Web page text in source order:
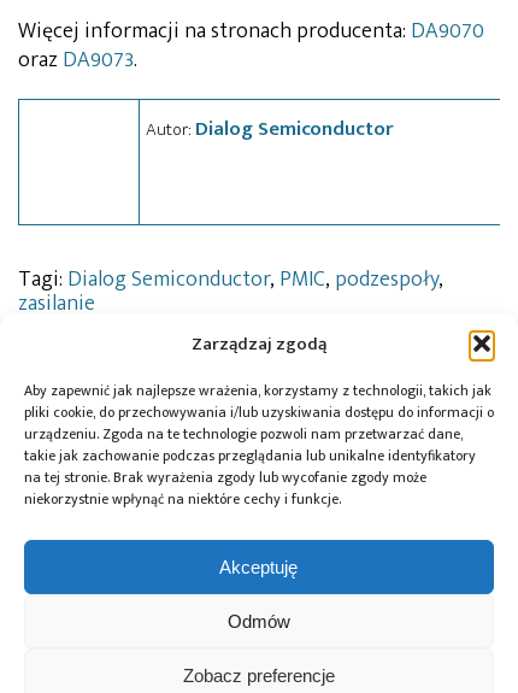
Zarządzaj zgodą
Aby zapewnić jak najlepsze wrażenia, korzystamy z technologii, takich jak
pliki cookie, do przechowywania i/lub uzyskiwania dostępu do informacji o
urządzeniu. Zgoda na te technologie pozwoli nam przetwarzać dane,
takie jak zachowanie podczas przeglądania lub unikalne identyfikatory
na tej stronie. Brak wyrażenia zgody lub wycofanie zgody może
niekorzystnie wpłynąć na niektóre cechy i funkcje.
Akceptuję
Odmów
Zobacz preferencje
Więcej informacji na stronach producenta: DA9070
oraz DA9073.
Autor: Dialog Semiconductor
Tagi: Dialog Semiconductor, PMIC, podzespoły,
zasilanie
Przeczytaj również:
Association
Microchip i Micron
prezentują
architekturę
pamięci masowej
oraz centrów